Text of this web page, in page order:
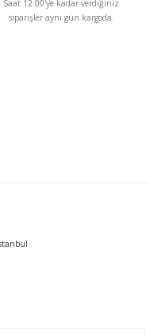
Saat 12:00'ye kadar verdiğiniz
siparişler aynı gün kargoda.